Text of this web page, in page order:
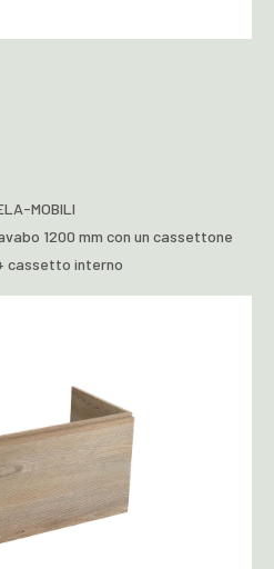
MOBILI
1200 mm con un cassettone
cassetto interno